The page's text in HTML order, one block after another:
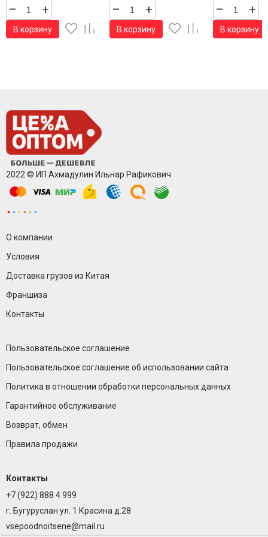
– +
В корзину
– +
В корзину
– +
В корзину
2022 © ИП Ахмадулин Ильнар Рафикович
О компании
Условия
Доставка грузов из Китая
Франшиза
Контакты
Пользовательское соглашение
Пользовательское соглашение об использовании сайта
Политика в отношении обработки персональных данных
Гарантийное обслуживание
Возврат, обмен
Правила продажи
Контакты
+7 (922) 888 4 999
г. Бугуруслан ул. 1 Красина д.28
vsepoodnoitsene@mail.ru